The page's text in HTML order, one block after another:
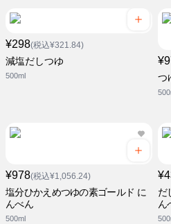
¥298(税込¥321.84)
減塩だしつゆ
500ml つ
¥978(税込¥1,056.24)
塩分ひかえめつゆの素ゴールド に
んべん
500ml
だ
ん